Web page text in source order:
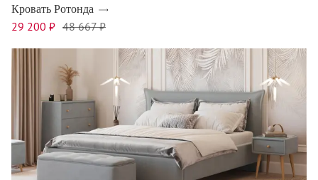
Кровать Ротонда
29 200 ₽ 48 667 ₽